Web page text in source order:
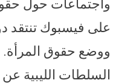
واجتماعات حول
على فيسبوك تنتقد
ووضع حقوق المرأة.
السلطات الليبية